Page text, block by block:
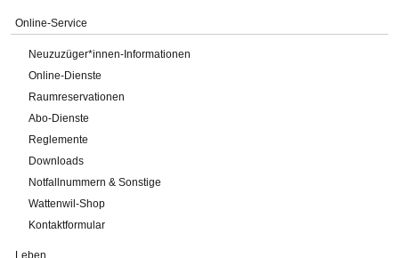
Online-Service
Neuzuzüger*innen-Informationen
Online-Dienste
Raumreservationen
Abo-Dienste
Reglemente
Downloads
Notfallnummern & Sonstige
Wattenwil-Shop
Kontaktformular
Leben